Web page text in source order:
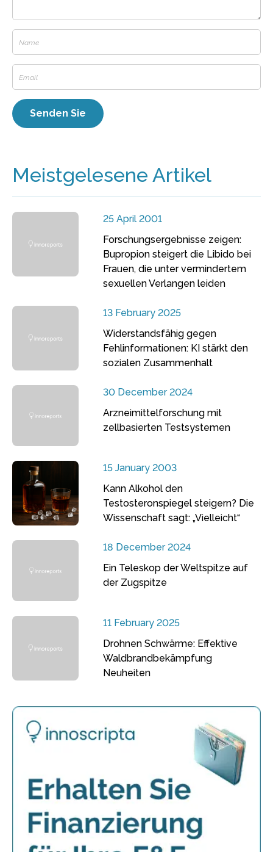
Meistgelesene Artikel
25 April 2001
Forschungsergebnisse zeigen:
Bupropion steigert die Libido bei
Frauen, die unter vermindertem
sexuellen Verlangen leiden
13 February 2025
Widerstandsfähig gegen
Fehlinformationen: KI stärkt den
sozialen Zusammenhalt
30 December 2024
Arzneimittelforschung mit
zellbasierten Testsystemen
15 January 2003
Kann Alkohol den
Testosteronspiegel steigern? Die
Wissenschaft sagt: „Vielleicht“
18 December 2024
Ein Teleskop der Weltspitze auf
der Zugspitze
11 February 2025
Drohnen Schwärme: Effektive
Waldbrandbekämpfung
Neuheiten